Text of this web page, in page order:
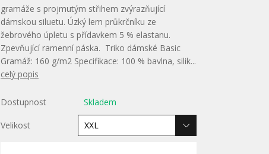
gramáže s projmutým střihem zvýrazňující
dámskou siluetu. Úzký lem průkrčníku ze
žebrového úpletu s přídavkem 5 % elastanu.
Zpevňující ramenní páska. Triko dámské Basic
Gramáž: 160 g/m2 Specifikace: 100 % bavlna, silik...
celý popis
Dostupnost Skladem
Velikost